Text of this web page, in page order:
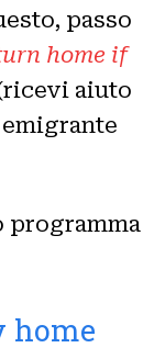
passo
home if
aiuto
emigrante
programma
home